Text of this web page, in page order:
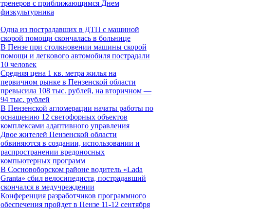
тренеров с приближающимся Днем
физкультурника
Одна из пострадавших в ДТП с машиной
скорой помощи скончалась в больнице
В Пензе при столкновении машины скорой
помощи и легкового автомобиля пострадали
10 человек
Средняя цена 1 кв. метра жилья на
первичном рынке в Пензенской области
превысила 108 тыс. рублей, на вторичном —
94 тыс. рублей
В Пензенской агломерации начаты работы по
оснащению 12 светофорных объектов
комплексами адаптивного управления
Двое жителей Пензенской области
обвиняются в создании, использовании и
распространении вредоносных
компьютерных программ
В Сосновоборском районе водитель «Lada
Granta» сбил велосипедиста, пострадавший
скончался в медучреждении
Конференция разработчиков программного
обеспечения пройдет в Пензе 11-12 сентября